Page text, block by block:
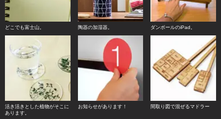
どこでも富士山。 陶器の加湿器。 ダンボールのiPad。
活き活きとした植物がそこに
あります。
お知らせがあります！ 間取り図で混ぜるマドラー